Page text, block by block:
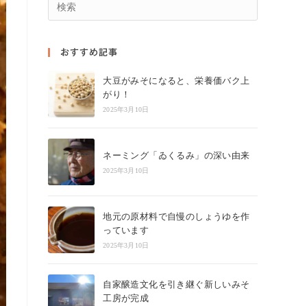
Escape
おすすめ記事
大豆がみそになると、栄養価バク上
がり！
2025年3月10日
ネーミング「ゐくるみ」の深い由来
2025年3月10日
地元の原材料で自慢のしょうゆを作
っています
2025年3月10日
自家醸造文化を引き継ぐ新しいみそ
工房が完成